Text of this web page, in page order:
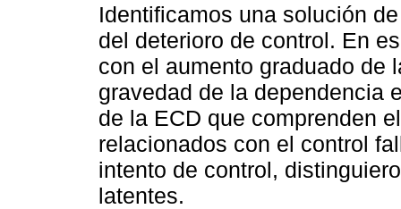
Identificamos una solución
del deterioro de control. En
con el aumento graduado de
gravedad de la dependencia
de la ECD que comprenden
relacionados con el control
intento de control,
latentes.